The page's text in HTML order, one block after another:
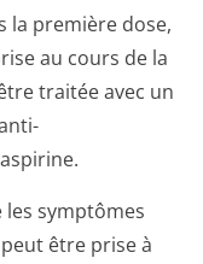
la première dose,
au cours de la
traitée avec un
les symptômes
être prise à